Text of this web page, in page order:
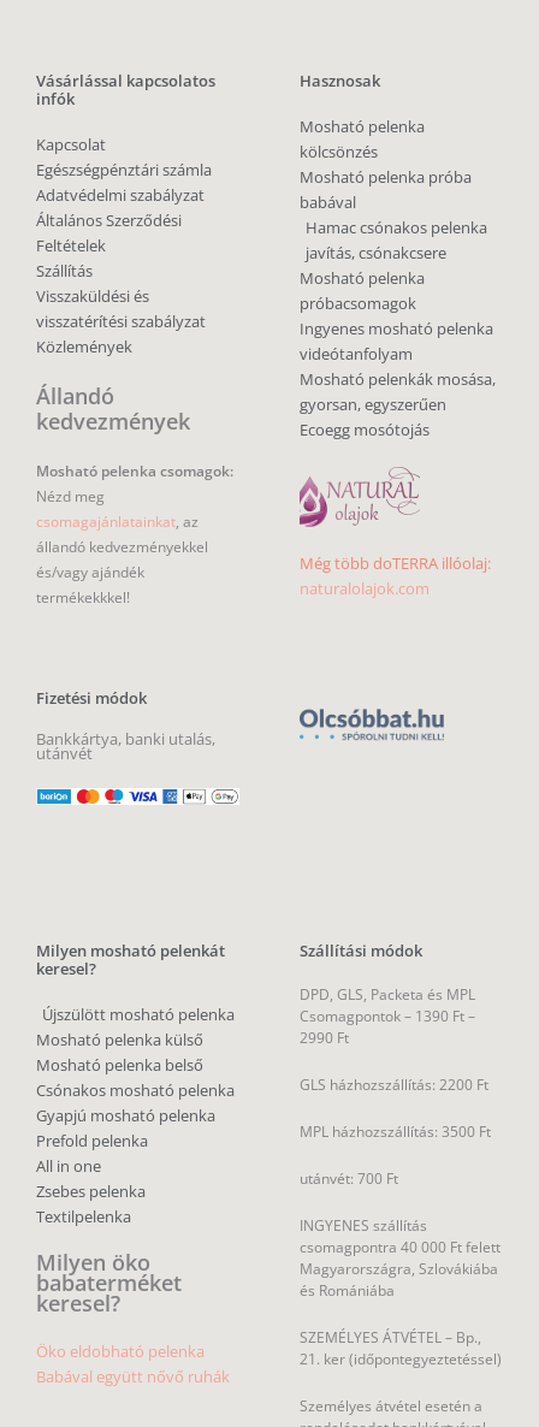
Vásárlással kapcsolatos
infók
Kapcsolat
Egészségpénztári számla
Adatvédelmi szabályzat
Általános Szerződési
Feltételek
Szállítás
Visszaküldési és
visszatérítési szabályzat
Közlemények
Állandó
kedvezmények
Mosható pelenka csomagok:
Nézd meg
csomagajánlatainkat, az
állandó kedvezményekkel
és/vagy ajándék
termékekkkel!
Fizetési módok
Bankkártya, banki utalás,
utánvét
Hasznosak
Mosható pelenka
kölcsönzés
Mosható pelenka próba
babával
Hamac csónakos pelenka
javítás, csónakcsere
Mosható pelenka
próbacsomagok
Ingyenes mosható pelenka
videótanfolyam
Mosható pelenkák mosása,
gyorsan, egyszerűen
Ecoegg mosótojás
Még több doTERRA illóolaj:
naturalolajok.com
Milyen mosható pelenkát
keresel?
Újszülött mosható pelenka
Mosható pelenka külső
Mosható pelenka belső
Csónakos mosható pelenka
Gyapjú mosható pelenka
Prefold pelenka
All in one
Zsebes pelenka
Textilpelenka
Milyen öko
babaterméket
keresel?
Öko eldobható pelenka
Babával együtt nővő ruhák
Szállítási módok
DPD, GLS, Packeta és MPL
Csomagpontok – 1390 Ft –
2990 Ft
GLS házhozszállítás: 2200 Ft
MPL házhozszállítás: 3500 Ft
utánvét: 700 Ft
INGYENES szállítás
csomagpontra 40 000 Ft felett
Magyarországra, Szlovákiába
és Romániába
SZEMÉLYES ÁTVÉTEL – Bp.,
21. ker (időpontegyeztetéssel)
Személyes átvétel esetén a